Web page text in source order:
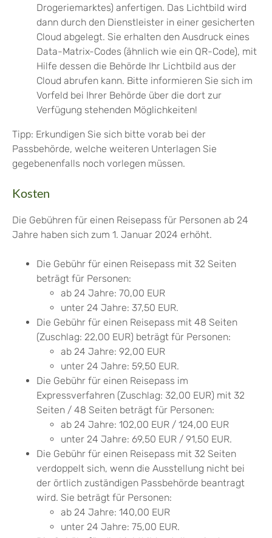
Drogeriemarktes) anfertigen. Das Lichtbild wird
dann durch den Dienstleister in einer gesicherten
Cloud abgelegt. Sie erhalten den Ausdruck eines
Data-Matrix-Codes (ähnlich wie ein QR-Code), mit
Hilfe dessen die Behörde Ihr Lichtbild aus der
Cloud abrufen kann. Bitte informieren Sie sich im
Vorfeld bei Ihrer Behörde über die dort zur
Verfügung stehenden Möglichkeiten!
Tipp: Erkundigen Sie sich bitte vorab bei der
Passbehörde, welche weiteren Unterlagen Sie
gegebenenfalls noch vorlegen müssen.
Kosten
Die Gebühren für einen Reisepass für Personen ab 24
Jahre haben sich zum 1. Januar 2024 erhöht.
Die Gebühr für einen Reisepass mit 32 Seiten
beträgt für Personen:
ab 24 Jahre: 70,00 EUR
unter 24 Jahre: 37,50 EUR.
Die Gebühr für einen Reisepass mit 48 Seiten
(Zuschlag: 22,00 EUR) beträgt für Personen:
ab 24 Jahre: 92,00 EUR
unter 24 Jahre: 59,50 EUR.
Die Gebühr für einen Reisepass im
Expressverfahren (Zuschlag: 32,00 EUR) mit 32
Seiten / 48 Seiten beträgt für Personen:
ab 24 Jahre: 102,00 EUR / 124,00 EUR
unter 24 Jahre: 69,50 EUR / 91,50 EUR.
Die Gebühr für einen Reisepass mit 32 Seiten
verdoppelt sich, wenn die Ausstellung nicht bei
der örtlich zuständigen Passbehörde beantragt
wird. Sie beträgt für Personen:
ab 24 Jahre: 140,00 EUR
unter 24 Jahre: 75,00 EUR.